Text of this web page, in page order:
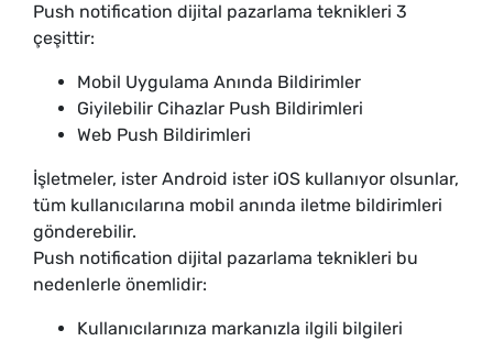
Push notification dijital pazarlama teknikleri 3
çeşittir:
Mobil Uygulama Anında Bildirimler
Giyilebilir Cihazlar Push Bildirimleri
Web Push Bildirimleri
İşletmeler, ister Android ister iOS kullanıyor olsunlar,
tüm kullanıcılarına mobil anında iletme bildirimleri
gönderebilir.
Push notification dijital pazarlama teknikleri bu
nedenlerle önemlidir:
Kullanıcılarınıza markanızla ilgili bilgileri